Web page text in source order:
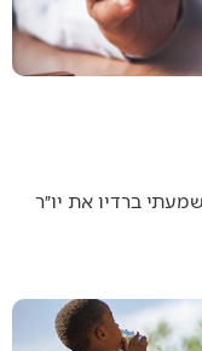
ברדיו את יו״ר